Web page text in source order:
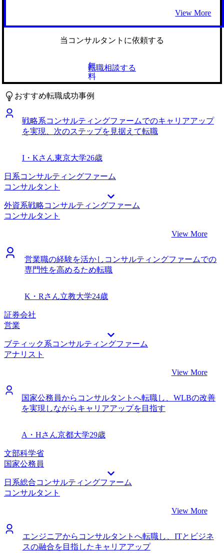
報量が素晴らしかったです。前職の忙しさから、スケジュー
ル管理や対策のための時間を確保するのが難しかったのです
が、宗内さんはいつ連絡しても迅速に返信いただき、スケジ
回かあった際も、クイックにご対応いただいたため大変助か
りました。 忙しい日々の中でも計画的に転職活動を進める
ことができたことが良かったです。宗内さんにはかなりお手
数をおかけしましたが、おかげで第一志望のファームから内
定をいただきました。 仕事が理由とはいえ、選考をリスケ
してご迷惑をおかけしてしまったことは反省しています。プ
ロジェクト管理が上手くいっていなかったことも原因の１つ
職前は年収950万円、転職後は年収1050万円になりました。
今後は事業再生コンサルタントとして、経営課題に直面して
いる企業と真剣に向き合い、再生プロセスを通じて企業の成
長を支援したいと考えています。中長期的には、クライアン
トから信頼されるパートナーとなり、事業の改善・再構築の
実績を積むことで、コンサルタントとしてさらに大きな責任
を担えるよう成長していきたいです。
ています。 一方で、プロモーションの仕組みに納得が行か
ない部分や、そもそもの評価にも満足できない部分があった
ので転職を決めました。 ビズリーチでコンサルタントの求
ムへの関心が高まりました。 私が前職で行ってきた経験が
高く評価されるとのことや、これまでの経験に似たプロジェ
クトが増えていることが分かり、年収も上がりそうだったの
でコンサルティングファームへの転職活動を始めました。 3
社です。 担当の宗内さんのコンサルティングファームの説
明が理路整然としていました。ビジネスパーソンとして優秀
だと感じたのでお任せしたいと思いました。 一言でDX/ITコ
ンサルタントといっても本当に数多くのポジションや業務が
している、データを活用して示唆を出すという部分がクリテ
そこから内定を取るためにかなり詳細に職務経歴書へのフィ
ードバックをもらえました。 内定先の最終面接で、これま
での経験にかなり興味を持っていただき、かなり突っ込んだ
質問をしてもらえたことが良かったです。私のやりたいこと
と、会社が提供してくれるポジションがかなりマッチしてい
クという目線からもっとDX/ITを語るべきでした。事業会社
からコンサルになるというところで、クライアントのための
価値貢献という部分にもっとフォーカスした方がいいと模擬
面接でも指摘をもらいましたが、その通りだと反省していま
した。 手触り感のあるDXを経験してきた自負があるので、
しっかりとクライアントの業務改善や業務効率化が実現した
いと考えています。データドリブンな業務改善は非常に面倒
な仕事ではありますが、インパクトのあるプロジェクトで
す。今後注目度が増す領域ですし、この領域のプロとして信
頼されるコンサルタントになりたいです。
View More
当コンサルタントに依頼する
無
料
転職相談する
おすすめ転職成功事例
戦略系コンサルティングファームでのキャリアアップ
を実現、次のステップを見据えて転職
I・Kさん東京大学26歳
日系コンサルティングファーム
コンサルタント
外資系戦略コンサルティングファーム
コンサルタント
View More
営業職の経験を活かしコンサルティングファームでの
専門性を高めるため転職
K・Rさん立教大学24歳
証券会社
営業
ブティック系コンサルティングファーム
アナリスト
View More
国家公務員からコンサルタントへ転職し、WLBの改善
を実現しながらキャリアアップを目指す
A・Hさん京都大学29歳
文部科学省
国家公務員
日系総合コンサルティングファーム
コンサルタント
View More
エンジニアからコンサルタントへ転職し、ITとビジネ
スの融合を目指したキャリアアップ